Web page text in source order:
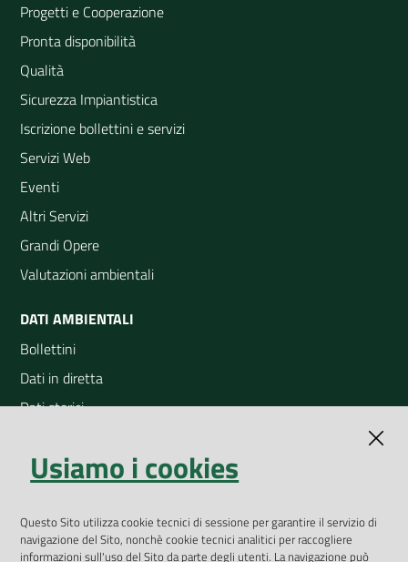
Progetti e Cooperazione
Pronta disponibilità
Qualità
Sicurezza Impiantistica
Iscrizione bollettini e servizi
Servizi Web
Eventi
Altri Servizi
Grandi Opere
Valutazioni ambientali
DATI AMBIENTALI
Bollettini
Dati in diretta
Dati storici
Open Data
App Arpav
Rapporti regionali annuali
Usiamo i cookies
Questo Sito utilizza cookie tecnici di sessione per garantire il servizio di
navigazione del Sito, nonchè cookie tecnici analitici per raccogliere
informazioni sull'uso del Sito da parte degli utenti. La navigazione può